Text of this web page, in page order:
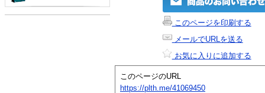
このページを印刷する
メールでURLを送る
お気に入りに追加する
このページのURL
https://plth.me/41069450